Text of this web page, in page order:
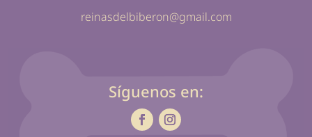
reinasdelbiberon@gmail.com
Síguenos en: